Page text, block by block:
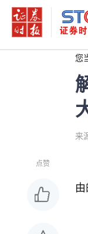
您
来
点赞
由